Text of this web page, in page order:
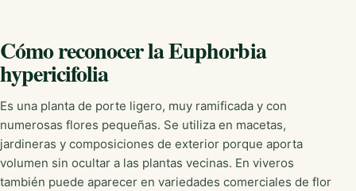
Cómo reconocer la Euphorbia
hypericifolia
Es una planta de porte ligero, muy ramificada y con
numerosas flores pequeñas. Se utiliza en macetas,
jardineras y composiciones de exterior porque aporta
volumen sin ocultar a las plantas vecinas. En viveros
también puede aparecer en variedades comerciales de flor